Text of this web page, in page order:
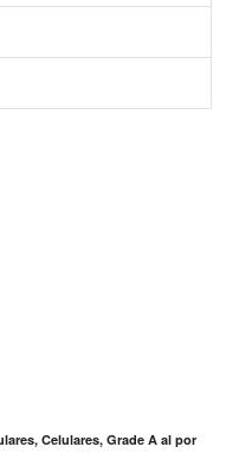
Celulares, Grade A al por